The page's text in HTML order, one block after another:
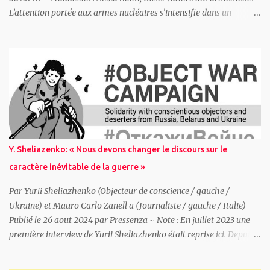
L’attention portée aux armes nucléaires s’intensifie dans un
de la sécurité internationale. L’une des principales conclusions du
Sipri Yearbook 2026 est que les États recourent de plus en plus aux
armes nucléaires comme leviers de puissance nationale, remettant
en cause des décennies d’efforts destinés à diminuer à la fois les
arsenaux nucléaires et l’importance accordée à ces armes, alors
même que les risques de méprise stratégique et d’escalade
s’accentuent. Renforcement et modernisation des arsenaux
nucléaires mondiaux Les neuf États dotés de l’arme nucléaire —
États-Un...
Y. Sheliazenko: « Nous devons changer le discours sur le
caractère inévitable de la guerre »
Par Yurii Sheliazhenko (Objecteur de conscience / gauche /
Ukraine) et Mauro Carlo Zanell a (Journaliste / gauche / Italie)
Publié le 26 aout 2024 par Pressenza ~ Note : En juillet 2023 une
première interview de Yurii Sheliazhenko était reprise ici. Depuis